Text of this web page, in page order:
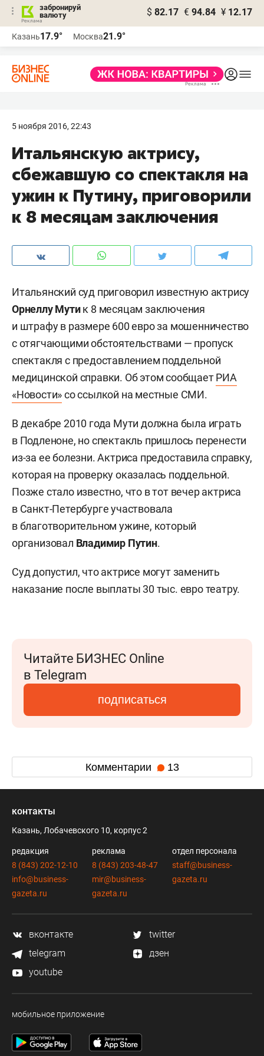
забронируй
валюту
$ 82.17 € 94.84 ¥ 12.17
Казань17.9° Москва21.9°
5 ноября 2016, 22:43
Итальянскую актрису,
сбежавшую со спектакля на
ужин к Путину, приговорили
к 8 месяцам заключения
Итальянский суд приговорил известную актрису
Орнеллу Мутик 8 месяцам заключения
и штрафу в размере 600 евро за мошенничество
с отягчающими обстоятельствами — пропуск
спектакля с предоставлением поддельной
медицинской справки. Об этом сообщаетРИА
«Новости»со ссылкой на местные СМИ.
В декабре 2010 года Мути должна была играть
в Подленоне, но спектакль пришлось перенести
из-за ее болезни. Актриса предоставила справку,
которая на проверку оказалась поддельной.
Позже стало известно, что в тот вечер актриса
в Санкт-Петербурге участвовала
в благотворительном ужине, который
организовал Владимир Путин.
Суд допустил, что актрисе могут заменить
наказание после выплаты 30 тыс. евро театру.
Читайте БИЗНЕС Online
в Telegram
подписаться
Комментарии 13
контакты
Казань, Лобачевского 10, корпус 2
редакция
8 (843) 202-12-10
info@business-
gazeta.ru
реклама
8 (843) 203-48-47
mir@business-
gazeta.ru
отдел персонала
staff@business-
gazeta.ru
вконтакте
twitter
telegram
дзен
youtube
мобильное приложение